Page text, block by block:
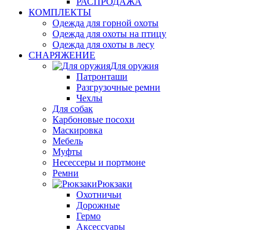
КОМПЛЕКТЫ
Одежда для горной охоты
Одежда для охоты на птицу
Одежда для охоты в лесу
СНАРЯЖЕНИЕ
Для оружия
Патронташи
Разгрузочные ремни
Чехлы
Для собак
Карбоновые посохи
Маскировка
Мебель
Муфты
Несессеры и портмоне
Ремни
Рюкзаки
Охотничьи
Дорожные
Гермо
Аксессуары